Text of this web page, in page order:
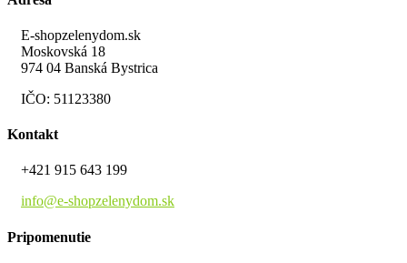
E-shopzelenydom.sk
Moskovská 18
974 04 Banská Bystrica
IČO: 51123380
Kontakt
+421 915 643 199
info@e-shopzelenydom.sk
Pripomenutie